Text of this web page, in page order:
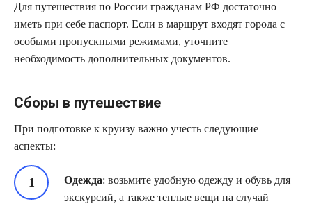
Для путешествия по России гражданам РФ достаточно
иметь при себе паспорт. Если в маршрут входят города с
особыми пропускными режимами, уточните
необходимость дополнительных документов.
Сборы в путешествие
При подготовке к круизу важно учесть следующие
аспекты:
Одежда: возьмите удобную одежду и обувь для
экскурсий, а также теплые вещи на случай